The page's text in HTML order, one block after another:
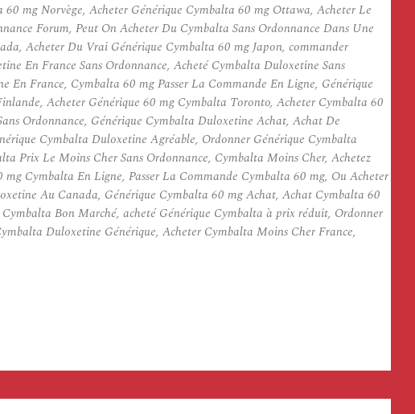
mg Norvège, Acheter Générique Cymbalta 60 mg Ottawa, Acheter Le
Forum, Peut On Acheter Du Cymbalta Sans Ordonnance Dans Une
Acheter Du Vrai Générique Cymbalta 60 mg Japon, commander
En France Sans Ordonnance, Acheté Cymbalta Duloxetine Sans
France, Cymbalta 60 mg Passer La Commande En Ligne, Générique
Acheter Générique 60 mg Cymbalta Toronto, Acheter Cymbalta 60
Ordonnance, Générique Cymbalta Duloxetine Achat, Achat De
Cymbalta Duloxetine Agréable, Ordonner Générique Cymbalta
Prix Le Moins Cher Sans Ordonnance, Cymbalta Moins Cher, Achetez
Cymbalta En Ligne, Passer La Commande Cymbalta 60 mg, Ou Acheter
Au Canada, Générique Cymbalta 60 mg Achat, Achat Cymbalta 60
Bon Marché, acheté Générique Cymbalta à prix réduit, Ordonner
Duloxetine Générique, Acheter Cymbalta Moins Cher France,